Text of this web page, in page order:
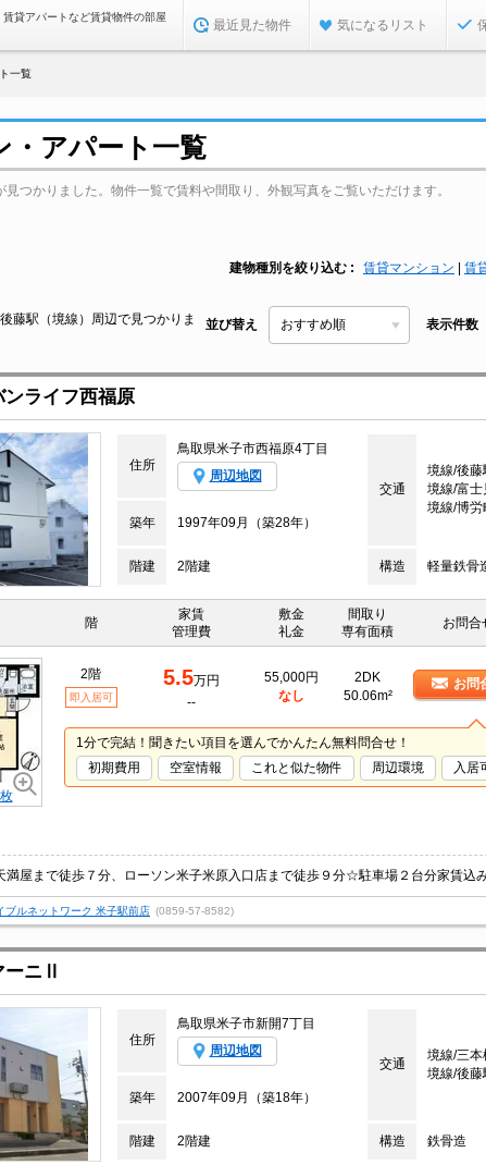
貸アパートなど賃貸物件の部屋
最近見た物件 気になるリスト
一覧
・アパート一覧
つかりました。物件一覧で賃料や間取り、外観写真をご覧いただけます。
建物種別を絞り込む 賃貸マンション 賃
藤駅（境線）周辺で見つかりま
並び替え 表示件数
ンライフ西福原
住所
鳥取県米子市西福原4丁目
周辺地図
交通
境線/後
境線/富
境線/博
築年
1997年09月（築28年）
階建 2階建 構造 軽量鉄骨
階
家賃
管理費
敷金
礼金
間取り
専有面積
お問合
2階
即入居可
5.5万円
--
55,000円
なし
2DK
50.06m²
お問
1分で完結！聞きたい項目を選んでかんたん無料問合せ！
初期費用
空室情報 これと似た物件 周辺環境 入居
ブルネットワーク 米子駅前店 (0859-57-8582)
ーニⅡ
住所
鳥取県米子市新開7丁目
周辺地図
交通
境線/三
境線/後
築年
2007年09月（築18年）
階建 2階建 構造 鉄骨造